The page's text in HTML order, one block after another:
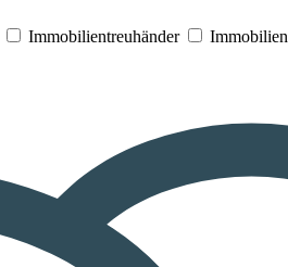
Immobilientreuhänder